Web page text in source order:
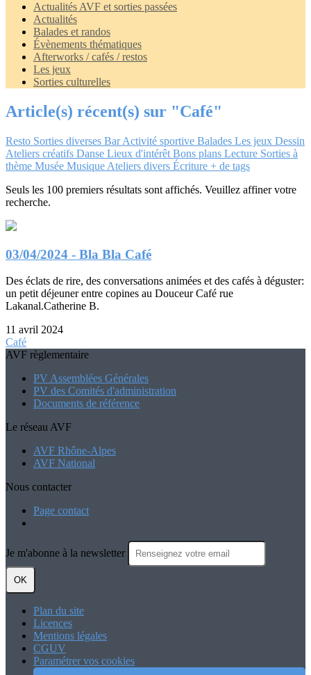
Actualités AVF et sorties passées
Actualités
Balades et randos
Évènements thématiques
Afterworks / cafés / restos
Les jeux
Sorties culturelles
Article(s) récent(s) sur "Café"
Resto Sorties diverses BarActivité sportive Balades Les jeux Dessin
Ateliers créatifs Danse Lieux d'intérêt Bons plans Lecture Sorties à
thème Musée Musique Ateliers divers Écriture + de tags
Seuls les 100 premiers résultats sont affichés. Veuillez affiner votre
recherche.
03/04/2024 - Bla Bla Café
Des éclats de rire, des conversations animées et des cafés à déguster:
un petit déjeuner entre copines au Douceur Café rue
Lakanal.Catherine B.
11 avril 2024
Café
AVF règlementaire
PV Assemblées Générales
PV des Comités d'administration
Documents de référence
Le réseau AVF
AVF Rhône-Alpes
AVF National
Nous contacter
Page contact
Je m'abonne à la newsletter
OK
Plan du site
Licences
Mentions légales
CGUV
Paramétrer vos cookies